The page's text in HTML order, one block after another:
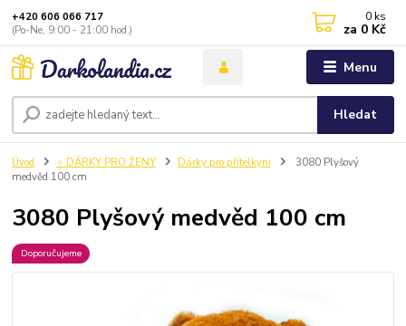
Menu
Hledat
+420 606 066 717
(Po-Ne, 9:00 - 21:00 hod.)
0 ks
za 0 Kč
Úvod ♀️ DÁRKY PRO ŽENY Dárky pro přítelkyni
3080 Plyšový
medvěd 100 cm
3080 Plyšový medvěd 100 cm
Doporučujeme